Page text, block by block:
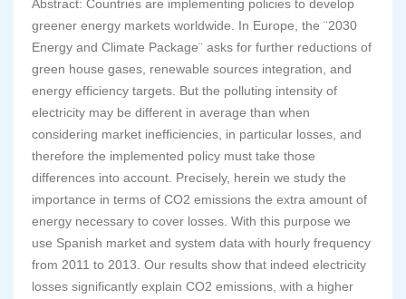
Abstract: Countries are implementing policies to develop
greener energy markets worldwide. In Europe, the ¨2030
Energy and Climate Package¨ asks for further reductions of
green house gases, renewable sources integration, and
energy efficiency targets. But the polluting intensity of
electricity may be different in average than when
considering market inefficiencies, in particular losses, and
therefore the implemented policy must take those
differences into account. Precisely, herein we study the
importance in terms of CO2 emissions the extra amount of
energy necessary to cover losses. With this purpose we
use Spanish market and system data with hourly frequency
from 2011 to 2013. Our results show that indeed electricity
losses significantly explain CO2 emissions, with a higher